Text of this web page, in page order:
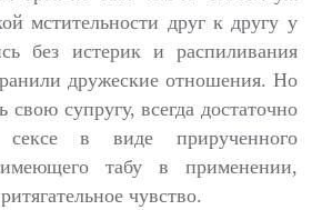
мстительности друг к другу у
без истерик и распиливания
дружеские отношения. Но
свою супругу, всегда достаточно
в виде прирученного
табу в применении,
чувство.